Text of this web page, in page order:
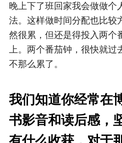
晚上下了班回家我会做做个
法。这样做时间分配也比较
然很累，但还是得投入两个
上。两个番茄钟，很快就
不那么累了。
我们知道你经常在
书影音和读后感，